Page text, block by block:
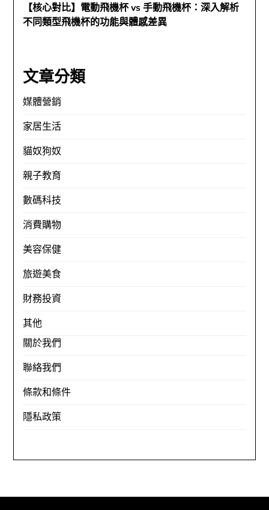
【核心對比】電動飛機杯 vs 手動飛機杯：深入解析
不同類型飛機杯的功能與體感差異
文章分類
媒體營銷
家居生活
貓奴狗奴
親子教育
數碼科技
消費購物
美容保健
旅遊美食
財務投資
其他
關於我們
聯絡我們
條款和條件
隱私政策